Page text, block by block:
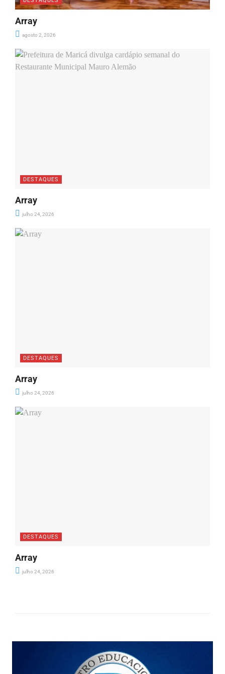
Array
agosto 2, 2026
DESTAQUES
Array
julho 24, 2026
DESTAQUES
Array
julho 24, 2026
DESTAQUES
Array
julho 24, 2026